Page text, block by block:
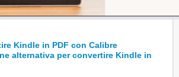
Kindle in PDF con Calibre
alternativa per convertire Kindle in